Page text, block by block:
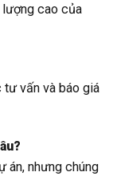
cao của
vấn và báo giá
án, nhưng chúng